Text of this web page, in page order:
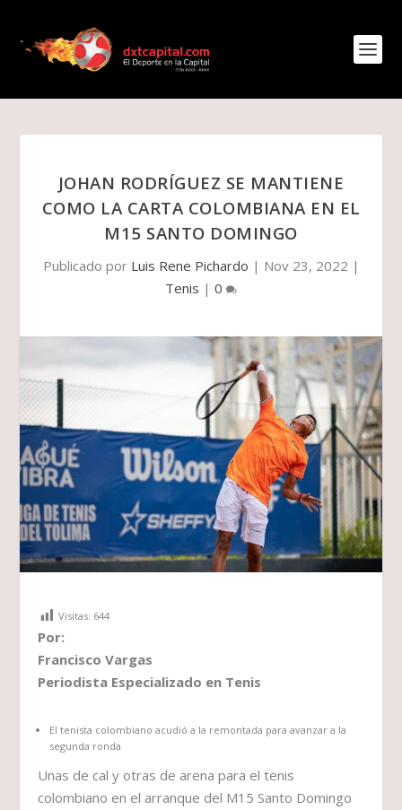
JOHAN RODRÍGUEZ SE MANTIENE
COMO LA CARTA COLOMBIANA EN EL
M15 SANTO DOMINGO
Publicado por Luis Rene Pichardo | Nov 23, 2022 |
Tenis | 0
Visitas: 644
Por:
Francisco Vargas
Periodista Especializado en Tenis
El tenista colombiano acudió a la remontada para avanzar a la
segunda ronda
Unas de cal y otras de arena para el tenis
colombiano en el arranque del M15 Santo Domingo